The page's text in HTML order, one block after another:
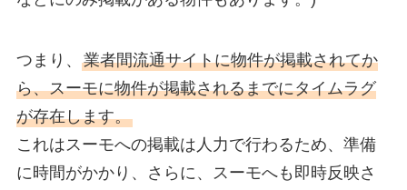
つまり、 業者間流通サイトに物件が掲載されてか
ら、スーモに物件が掲載されるまでにタイムラグ
が存在します。
これはスーモへの掲載は人力で行わるため、準備
に時間がかかり、さらに、スーモへも即時反映さ